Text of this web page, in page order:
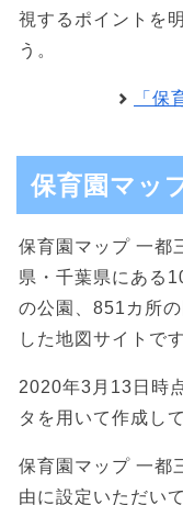
視するポイントを
う。
「保
保育園マッ
保育園マップ 一都
県・千葉県にある
の公園、851カ所
した地図サイトです
2020年3月13日時
タを用いて作成し
保育園マップ 一都
由に設定いただい